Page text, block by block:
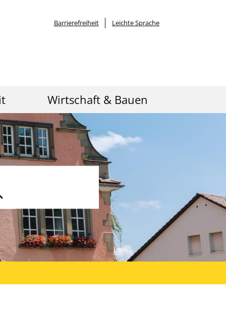
Barrierefreiheit Leichte Sprache
Wirtschaft & Bauen